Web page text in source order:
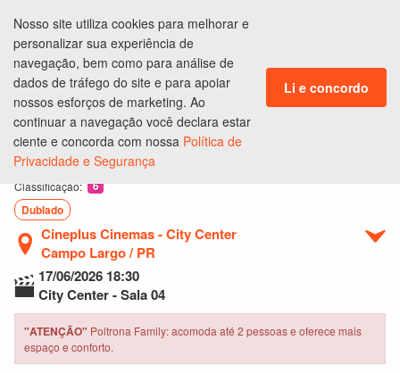
Ingressos Lugares Produtos
Toy Story 5
Classificação:
6
Dublado
Cineplus Cinemas - City Center
Campo Largo / PR
17/06/2026 18:30
City Center - Sala 04
"ATENÇÃO" Poltrona Family: acomoda até 2 pessoas e oferece mais
espaço e conforto.
Nosso site utiliza cookies para melhorar e
personalizar sua experiência de
navegação, bem como para análise de
dados de tráfego do site e para apoiar
nossos esforços de marketing. Ao
continuar a navegação você declara estar
ciente e concorda com nossa Política de
Privacidade e Segurança
Li e concordo